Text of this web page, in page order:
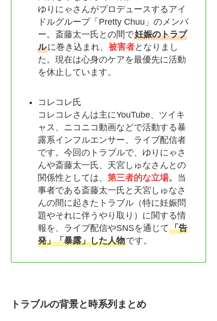
ゆりにゃさんがプロデュースするアイ
ドルグループ「Pretty Chuu」のメンバ
ー。斎藤太一氏との間で妊娠のトラブ
ルに巻き込まれ、被害者となりまし
た。現在は心身のケアを最優先に活動
を休止しています。
コレコレ氏
コレコレさんは主にYouTube、ツイキ
ャス、ニコニコ動画などで活動する暴
露系インフルエンサー、ライブ配信者
です。今回のトラブルで、ゆりにゃさ
んや斎藤太一氏、天宮しゅなさんとの
関係性としては、第三者的な立場。 当
事者である斎藤太一氏と天宮しゅなさ
んの間に起きたトラブル（特に妊娠問
題やそれに伴うやり取り）に関する情
報を、ライブ配信やSNSを通じて「告
発」「暴露」した人物です。
トラブルの背景と時系列まとめ